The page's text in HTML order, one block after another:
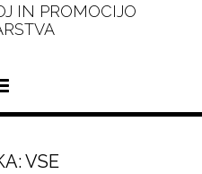
IN PROMOCIJO
VSE